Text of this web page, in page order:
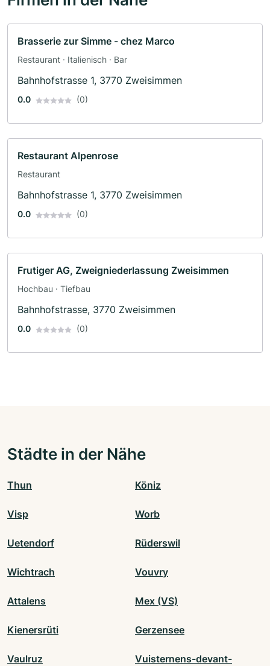
Brasserie zur Simme - chez Marco
Restaurant · Italienisch · Bar
Bahnhofstrasse 1, 3770 Zweisimmen
0.0 (0)
Restaurant Alpenrose
Restaurant
Bahnhofstrasse 1, 3770 Zweisimmen
0.0 (0)
Frutiger AG, Zweigniederlassung Zweisimmen
Hochbau · Tiefbau
Bahnhofstrasse, 3770 Zweisimmen
0.0 (0)
Städte in der Nähe
Thun Köniz
Visp Worb
Uetendorf Rüderswil
Wichtrach Vouvry
Attalens Mex (VS)
Kienersrüti Gerzensee
Vaulruz
Vuisternens-devant-